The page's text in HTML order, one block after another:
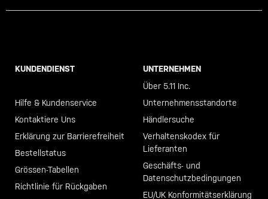
KUNDENDIENST
Hilfe & Kundenservice
Kontaktiere Uns
Erklärung zur Barrierefreiheit
Bestellstatus
Grössen-Tabellen
Richtlinie für Rückgaben
UNTERNEHMEN
Über 5.11 Inc.
Unternehmensstandorte
Händlersuche
Verhaltenskodex für
Lieferanten
Geschäfts- und
Datenschutzbedingungen
EU/UK Konformitätserklärung